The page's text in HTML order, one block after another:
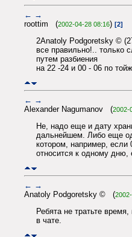
← →
roottim (2002-04-28 08:16) [2]
2Anatoly Podgoretsky ©
все правильно!.. только
путем разбиения
на 22 -24 и 00 - 06 по
← →
Alexander Nagumanov (2002-
Не, надо еще и дату
дальнейшем. Либо еще
котором, например, если
относится к одному дню,
← →
Anatoly Podgoretsky © (
Ребята не тратьте
в чате.